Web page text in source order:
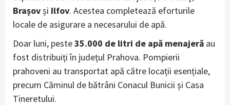
Brașovși Ilfov. Acestea completează eforturile
locale de asigurare a necesarului de apă.
Doar luni, peste35.000 de litri de apă menajeră au
fost distribuiți în județul Prahova. Pompierii
prahoveni au transportat apă către locații esențiale,
precum Căminul de bătrâni Conacul Bunicii și Casa
Tineretului.